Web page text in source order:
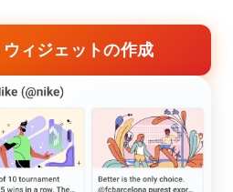
ィジェットの作成